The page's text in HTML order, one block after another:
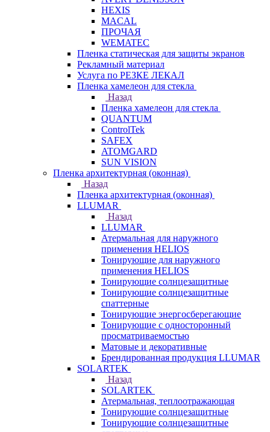
HEXIS
MACAL
ПРОЧАЯ
WEMATEC
Пленка статическая для защиты экранов
Рекламный материал
Услуга по РЕЗКЕ ЛЕКАЛ
Пленка хамелеон для стекла
Назад
Пленка хамелеон для стекла
QUANTUM
ControlTek
SAFEX
ATOMGARD
SUN VISION
Пленка архитектурная (оконная)
Назад
Пленка архитектурная (оконная)
LLUMAR
Назад
LLUMAR
Атермальная для наружного
применения HELIOS
Тонирующие для наружного
применения HELIOS
Тонирующие солнцезащитные
Тонирующие солнцезащитные
спаттерные
Тонирующие энергосберегающие
Тонирующие с односторонный
просматриваемостью
Матовые и декоративные
Брендированная продукция LLUMAR
SOLARTEK
Назад
SOLARTEK
Атермальная, теплоотражающая
Тонирующие солнцезащитные
Тонирующие солнцезащитные